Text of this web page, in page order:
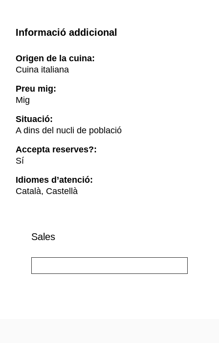
Informació addicional
Origen de la cuina:
Cuina italiana
Preu mig:
Mig
Situació:
A dins del nucli de població
Accepta reserves?:
Sí
Idiomes d’atenció:
Català, Castellà
Sales